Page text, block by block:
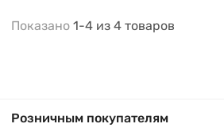
Показано 1-4 из 4 товаров
Розничным покупателям